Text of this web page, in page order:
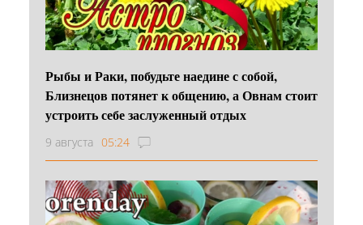
Рыбы и Раки, побудьте наедине с собой,
Близнецов потянет к общению, а Овнам стоит
устроить себе заслуженный отдых
9 августа 05:24